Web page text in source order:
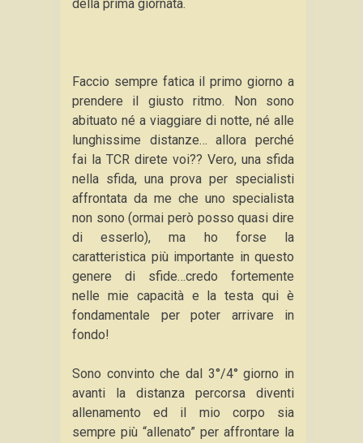
della prima giornata.
Faccio sempre fatica il primo giorno a
prendere il giusto ritmo. Non sono
abituato né a viaggiare di notte, né alle
lunghissime distanze… allora perché
fai la TCR direte voi?? Vero, una sfida
nella sfida, una prova per specialisti
affrontata da me che uno specialista
non sono (ormai però posso quasi dire
di esserlo), ma ho forse la
caratteristica più importante in questo
genere di sfide…credo fortemente
nelle mie capacità e la testa qui è
fondamentale per poter arrivare in
fondo!
Sono convinto che dal 3°/4° giorno in
avanti la distanza percorsa diventi
allenamento ed il mio corpo sia
sempre più “allenato” per affrontare la